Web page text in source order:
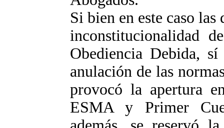
Si bien en este caso las
inconstitucionalidad
Obediencia Debida,
anulación de las
provocó la apertura
ESMA y Primer